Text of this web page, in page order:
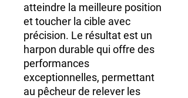
atteindre la meilleure position
et toucher la cible avec
précision. Le résultat est un
harpon durable qui offre des
performances
exceptionnelles, permettant
au pêcheur de relever les